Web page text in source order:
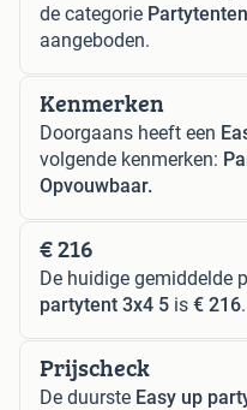
de categorie Partytenten
aangeboden.
Kenmerken
Doorgaans heeft een
volgende kenmerken:
Opvouwbaar.
€ 216
De huidige gemiddelde
partytent 3x4 5 is € 216.
Prijscheck
De duurste Easy up